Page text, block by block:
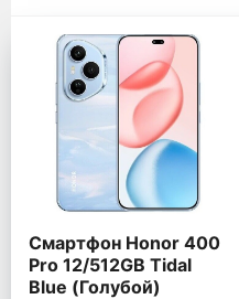
Honor 400 Pro
Смартфон Honor 400
Pro 12/512GB Tidal
Blue (Голубой)